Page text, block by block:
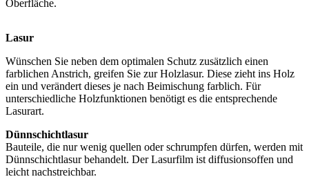
Oberfläche.
Lasur
Wünschen Sie neben dem optimalen Schutz zusätzlich einen
farblichen Anstrich, greifen Sie zur Holzlasur. Diese zieht ins Holz
ein und verändert dieses je nach Beimischung farblich. Für
unterschiedliche Holzfunktionen benötigt es die entsprechende
Lasurart.
Dünnschichtlasur
Bauteile, die nur wenig quellen oder schrumpfen dürfen, werden mit
Dünnschichtlasur behandelt. Der Lasurfilm ist diffusionsoffen und
leicht nachstreichbar.